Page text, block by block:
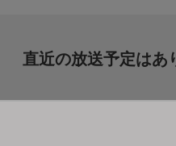
直近の放送予定はあ